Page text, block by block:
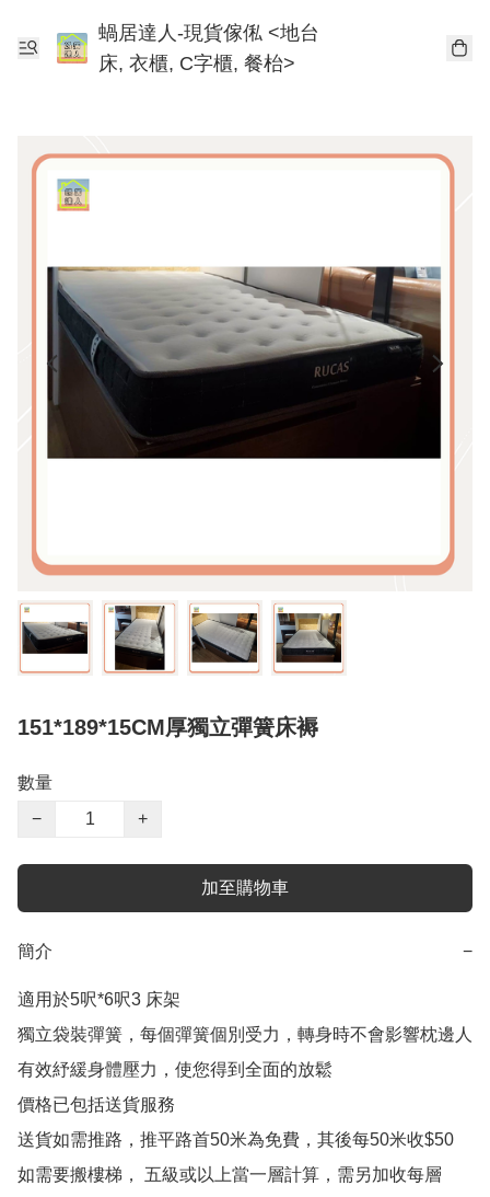
蝸居達人-現貨傢俬 <地台
床, 衣櫃, C字櫃, 餐枱>
151*189*15CM厚獨立彈簧床褥
數量
−
+
加至購物車
簡介 −
適用於5呎*6呎3 床架
獨立袋裝彈簧，每個彈簧個別受力，轉身時不會影響枕邊人
有效紓緩身體壓力，使您得到全面的放鬆
價格已包括送貨服務
送貨如需推路，推平路首50米為免費，其後每50米收$50
如需要搬樓梯， 五級或以上當一層計算，需另加收每層